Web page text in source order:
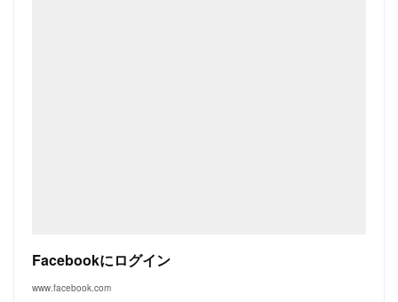
Facebookにログイン
www.facebook.com